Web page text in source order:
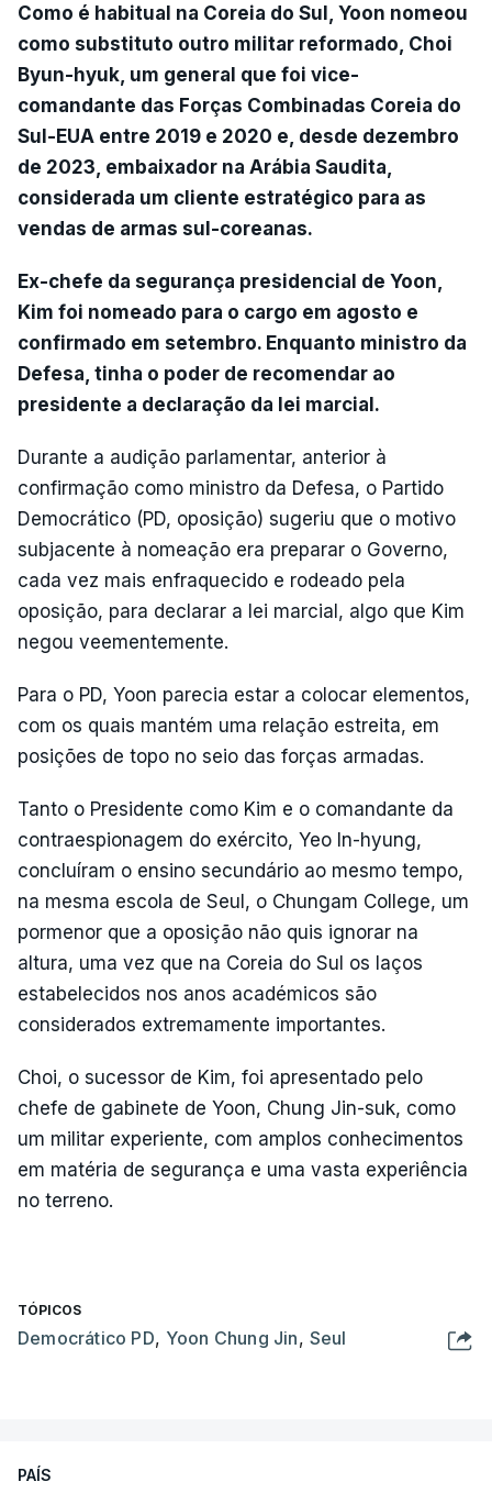
Como é habitual na Coreia do Sul, Yoon nomeou
como substituto outro militar reformado, Choi
Byun-hyuk, um general que foi vice-
comandante das Forças Combinadas Coreia do
Sul-EUA entre 2019 e 2020 e, desde dezembro
de 2023, embaixador na Arábia Saudita,
considerada um cliente estratégico para as
vendas de armas sul-coreanas.
Ex-chefe da segurança presidencial de Yoon,
Kim foi nomeado para o cargo em agosto e
confirmado em setembro. Enquanto ministro da
Defesa, tinha o poder de recomendar ao
presidente a declaração da lei marcial.
Durante a audição parlamentar, anterior à
confirmação como ministro da Defesa, o Partido
Democrático (PD, oposição) sugeriu que o motivo
subjacente à nomeação era preparar o Governo,
cada vez mais enfraquecido e rodeado pela
oposição, para declarar a lei marcial, algo que Kim
negou veementemente.
Para o PD, Yoon parecia estar a colocar elementos,
com os quais mantém uma relação estreita, em
posições de topo no seio das forças armadas.
Tanto o Presidente como Kim e o comandante da
contraespionagem do exército, Yeo In-hyung,
concluíram o ensino secundário ao mesmo tempo,
na mesma escola de Seul, o Chungam College, um
pormenor que a oposição não quis ignorar na
altura, uma vez que na Coreia do Sul os laços
estabelecidos nos anos académicos são
considerados extremamente importantes.
Choi, o sucessor de Kim, foi apresentado pelo
chefe de gabinete de Yoon, Chung Jin-suk, como
um militar experiente, com amplos conhecimentos
em matéria de segurança e uma vasta experiência
no terreno.
TÓPICOS
Democrático PD, Yoon Chung Jin, Seul
PAÍS